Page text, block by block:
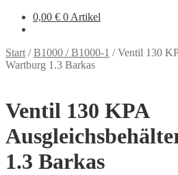
0,00 € 0 Artikel
Start /B1000 / B1000-1 /Ventil 130
Wartburg 1.3 Barkas
Ventil 130 KPA
1.3 Barkas